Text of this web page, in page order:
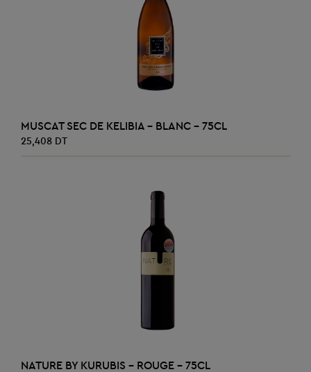
AJOUTER AU PANIER
MUSCAT SEC DE KELIBIA - BLANC - 75CL
25,408 DT
AJOUTER AU PANIER
NATURE BY KURUBIS - ROUGE - 75CL